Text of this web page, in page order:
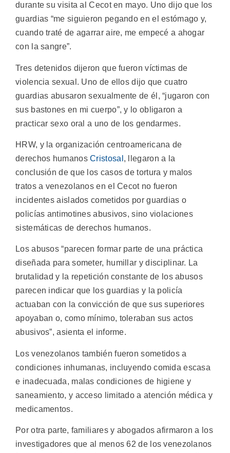
durante su visita al Cecot en mayo. Uno dijo que los
guardias “me siguieron pegando en el estómago y,
cuando traté de agarrar aire, me empecé a ahogar
con la sangre”.
Tres detenidos dijeron que fueron víctimas de
violencia sexual. Uno de ellos dijo que cuatro
guardias abusaron sexualmente de él, “jugaron con
sus bastones en mi cuerpo”, y lo obligaron a
practicar sexo oral a uno de los gendarmes.
HRW, y la organización centroamericana de
derechos humanosCristosal , llegaron a la
conclusión de que los casos de tortura y malos
tratos a venezolanos en el Cecot no fueron
incidentes aislados cometidos por guardias o
policías antimotines abusivos, sino violaciones
sistemáticas de derechos humanos.
Los abusos “parecen formar parte de una práctica
diseñada para someter, humillar y disciplinar. La
brutalidad y la repetición constante de los abusos
parecen indicar que los guardias y la policía
actuaban con la convicción de que sus superiores
apoyaban o, como mínimo, toleraban sus actos
abusivos”, asienta el informe.
Los venezolanos también fueron sometidos a
condiciones inhumanas, incluyendo comida escasa
e inadecuada, malas condiciones de higiene y
saneamiento, y acceso limitado a atención médica y
medicamentos.
Por otra parte, familiares y abogados afirmaron a los
investigadores que al menos 62 de los venezolanos